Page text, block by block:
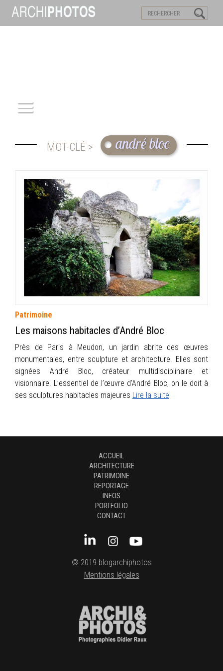
PATRIMOINE
REPORTAGE
INFOS
PORTFOLIO
CONTACT
MOT-CLÉ > andré bloc
Patrimoine
Les maisons habitacles d’André Bloc
Près de Paris à Meudon, un jardin abrite des œuvres
monumentales, entre sculpture et architecture. Elles sont
signées André Bloc, créateur multidisciplinaire et
visionnaire. L’essentiel de l’œuvre d’André Bloc, on le doit à
ses sculptures habitacles majeures Lire la suite
ACCUEIL
ARCHITECTURE
PATRIMOINE
REPORTAGE
INFOS
PORTFOLIO
CONTACT
© 2019 blogarchiphotos
Mentions légales